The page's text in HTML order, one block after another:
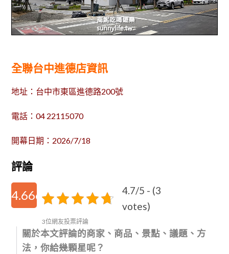
全聯台中進德店資訊
地址：台中市東區進德路200號
電話：04 22115070
開幕日期：2026/7/18
評論
4.6666666666667
4.7/5 - (3
votes)
3位網友投票評論
關於本文評論的商家、商品、景點、議題、方
法，你給幾顆星呢？